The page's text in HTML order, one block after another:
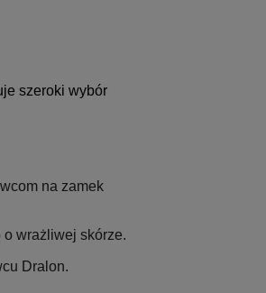
szeroki wybór
na zamek
wrażliwej skórze.
Dralon.